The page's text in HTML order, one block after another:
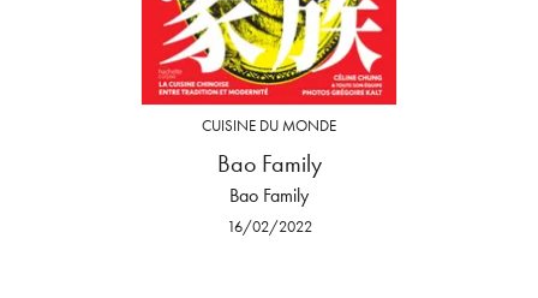
CUISINE DU MONDE
Bao Family
Bao Family
16/02/2022